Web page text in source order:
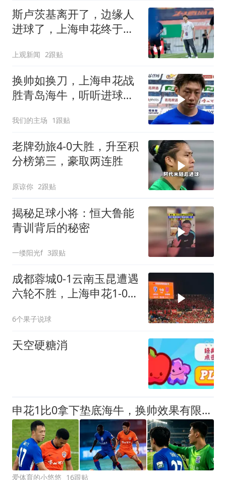
斯卢茨基离开了，边缘人
进球了，上海申花终于止
上观新闻 2跟贴
换帅如换刀，上海申花战
胜青岛海牛，听听进球功
我们的主场 1跟贴
老牌劲旅4-0大胜，升至积
分榜第三，豪取两连胜
原谅你 2跟贴
揭秘足球小将：恒大鲁能
青训背后的秘密
一缕阳光f 3跟贴
成都蓉城0-1云南玉昆遭遇
六轮不胜，上海申花1-0青
6个果子说球
天空硬糖消
申花1比0拿下垫底海牛，换帅效果有限，运气帮了大忙
爱体育的小悠悠 16跟贴